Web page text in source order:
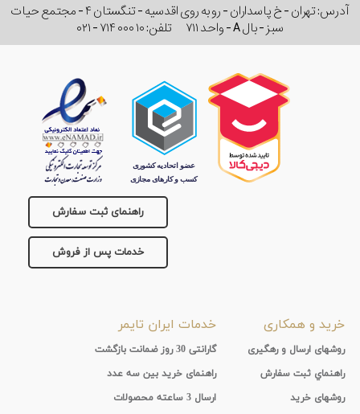
بکاررفته
آدرس: تهران - خ پاسداران - رو به روی اقدسیه - تنگستان ۴ - مجتمع حیات
سبز - بال A - واحد ۷۱۱
تلفن:۰۲۱ - ۷۱۴ ۰۰۰ ۱۰
راهنمای ثبت سفارش
خدمات پس از فروش
خرید و همکاری
روشهای ارسال و رهگیری
راهنماي ثبت سفارش
روشهای خرید
خدمات ایران تایمر
گارانتی 30 روز ضمانت بازگشت
راهنمای خرید بین سه عدد
ارسال 3 ساعته محصولات